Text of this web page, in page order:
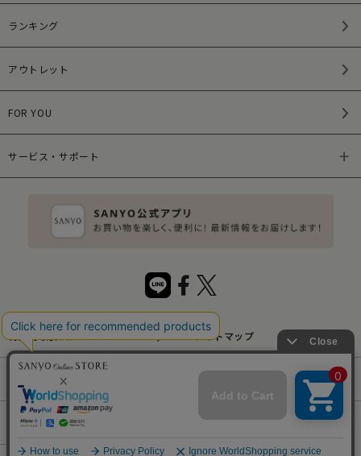
ランキング
アウトレット
FOR YOU
サービス・サポート
特定商取引法について サイトマップ
サイトポリシー プライバシーポリシー
会社概要